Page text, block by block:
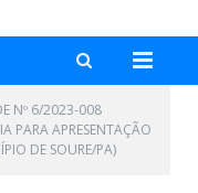
Nº 6/2023-008
PARA APRESENTAÇÃO
DE SOURE/PA)